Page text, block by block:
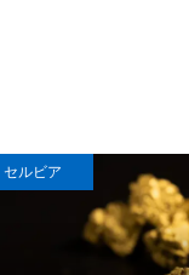
セルビア